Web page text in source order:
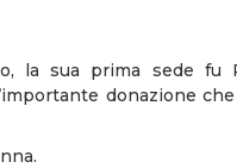
la sua prima sede fu
donazione